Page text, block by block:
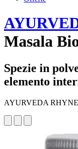
Masala
Spezie in
elemento
AYURVEDA